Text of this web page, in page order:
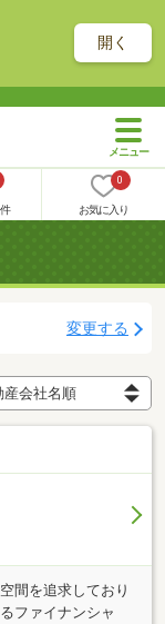
開く
0
お気に入り
変更する
間を追求しており
ファイナンシャ